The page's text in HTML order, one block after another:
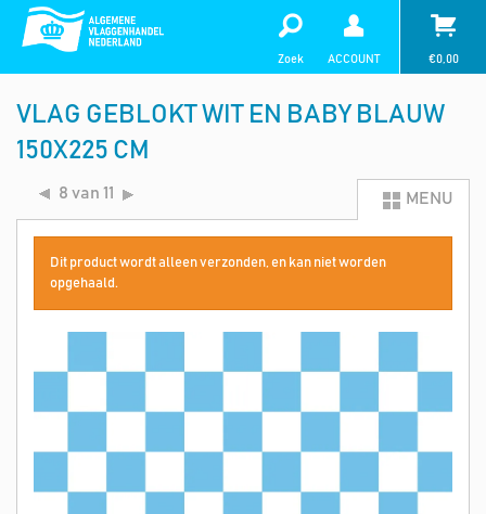
Zoek ACCOUNT €0,00
VLAG GEBLOKT WIT EN BABY BLAUW
150X225 CM
8 van 11 MENU
Dit product wordt alleen verzonden, en kan niet worden
opgehaald.